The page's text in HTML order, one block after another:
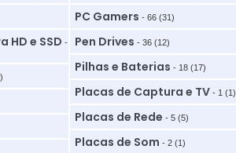
HD e SSD -
PC Gamers - 66 (31)
Pen Drives - 36 (12)
Pilhas e Baterias - 18 (17)
Placas de Captura e TV- 1 (1)
Placas de Rede - 5 (5)
Placas de Som - 2 (1)